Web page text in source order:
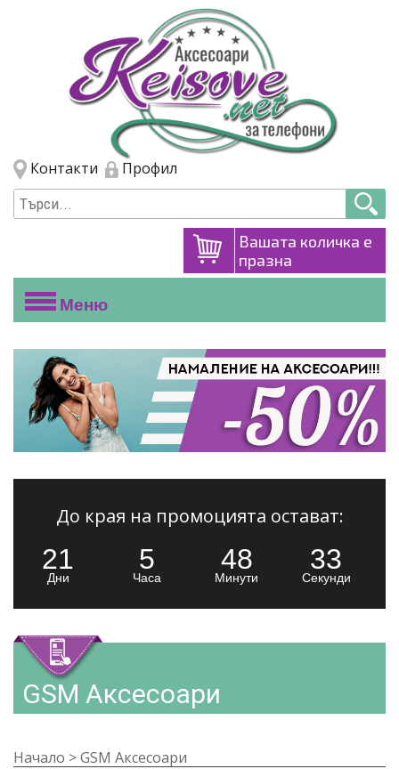
Премини към основното съдържание
Контакти Профил
Вашата количка е
празна
Меню
До края на промоцията остават:
21
Дни
5
Часа
48
Минути
32
Секунди
GSM Аксесоари
Начало >GSM Аксесоари